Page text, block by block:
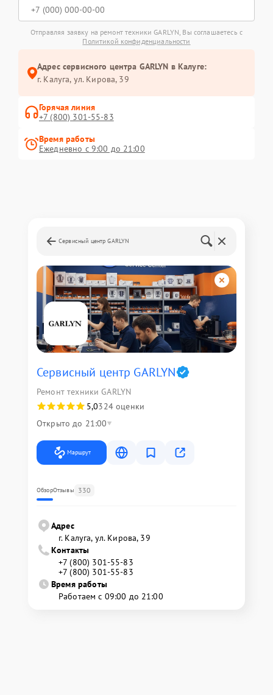
Отправляя заявку на ремонт техники GARLYN, Вы соглашаетесь с
Политикой конфиденциальности
Адрес сервисного центра GARLYN в Калуге:
г. Калуга, ул. Кирова, 39
Горячая линия
+7 (800) 301-55-83
Время работы
Ежедневно с 9:00 до 21:00
Сервисный центр GARLYN
Сервисный центр GARLYN
Ремонт техники GARLYN
5,0324 оценки
Открыто до 21:00
Маршрут
ОбзорОтзывы 330
Адрес
г. Калуга, ул. Кирова, 39
Контакты
+7 (800) 301-55-83
+7 (800) 301-55-83
Время работы
Работаем с 09:00 до 21:00